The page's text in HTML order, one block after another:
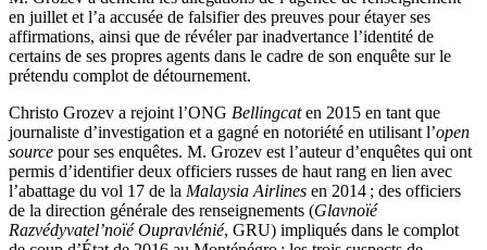
en juillet et l’a accusée de falsifier des preuves pour étayer ses
affirmations, ainsi que de révéler par inadvertance l’identité de
certains de ses propres agents dans le cadre de son enquête sur le
prétendu complot de détournement.
Christo Grozev a rejoint l’ONG Bellingcaten 2015 en tant que
journaliste d’investigation et a gagné en notoriété en utilisant l’open
source pour ses enquêtes. M. Grozev est l’auteur d’enquêtes qui ont
permis d’identifier deux officiers russes de haut rang en lien avec
l’abattage du vol 17 de la Malaysia Airlines en 2014 ; des officiers
de la direction générale des renseignements (Glavnoïé
Razvédyvatel’noïé Oupravlénié, GRU) impliqués dans le complot